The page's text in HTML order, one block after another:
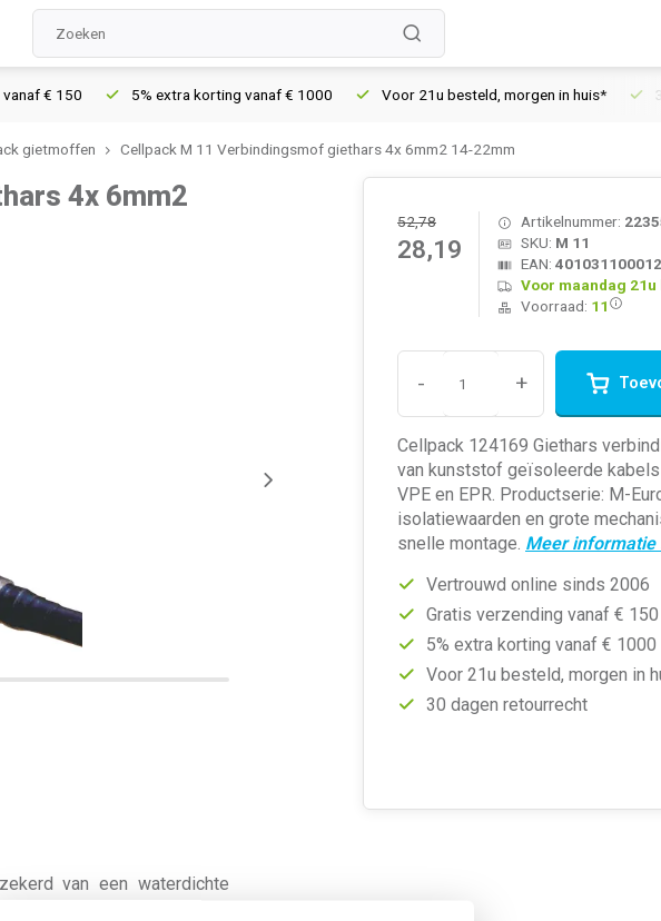
€ 150 5% extra korting vanaf € 1000 Voor 21u besteld, morgen in huis* 30
gietmoffen Cellpack M 11 Verbindingsmof giethars 4x 6mm2 14-22mm
4x 6mm2
52,78
28,19
Artikelnummer:
SKU: M 11
EAN:
Voor maandag
Voorraad: 11
- +
Cellpack 124169 Giethars
van kunststof geïsoleerde
VPE en EPR. Productserie: M-
isolatiewaarden en grote
snelle montage. Meer informatie
Vertrouwd online sinds 2006
Gratis verzending vanaf € 150
5% extra korting vanaf € 1000
Voor 21u besteld, morgen in
30 dagen retourrecht
van een waterdichte
gebruik van speciale hars